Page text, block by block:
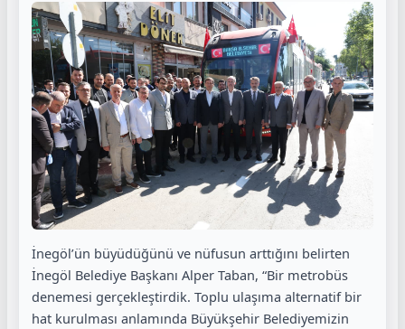
İnegöl’ün büyüdüğünü ve nüfusun arttığını belirten
İnegöl Belediye Başkanı Alper Taban, “Bir metrobüs
denemesi gerçekleştirdik. Toplu ulaşıma alternatif bir
hat kurulması anlamında Büyükşehir Belediyemizin